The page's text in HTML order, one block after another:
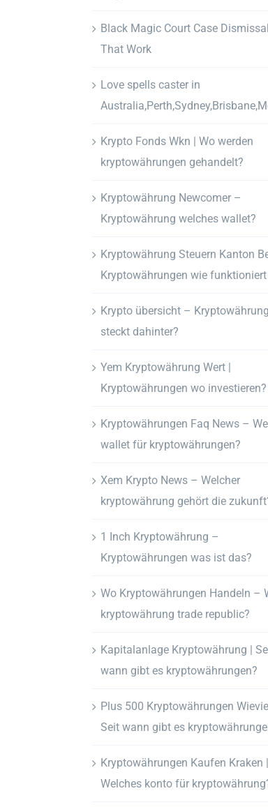
Black Magic Court Case
That Work
Love spells caster in
Krypto Fonds Wkn | Wo werden
kryptowährungen gehandelt?
Kryptowährung Newcomer –
Kryptowährung welches wallet?
Kryptowährung Steuern Kanton
Kryptowährungen wie funktioniert
Krypto übersicht –
steckt dahinter?
Yem Kryptowährung Wert |
Kryptowährungen wo investieren?
Kryptowährungen Faq News –
wallet für kryptowährungen?
Xem Krypto News – Welcher
kryptowährung gehört die
1 Inch Kryptowährung –
Kryptowährungen was ist das?
Wo Kryptowährungen Handeln –
kryptowährung trade republic?
Kapitalanlage Kryptowährung |
wann gibt es kryptowährungen?
Plus 500 Kryptowährungen
Seit wann gibt es
Kryptowährungen Kaufen Kraken |
Welches konto für